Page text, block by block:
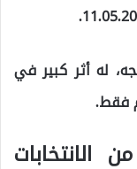
له أثر كبير في
فقط.